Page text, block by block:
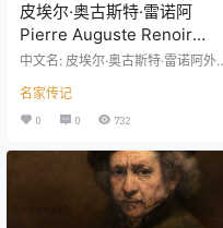
皮埃尔·奥古斯特·雷诺阿
Pierre Auguste Renoir
1841 – 1919
中文名: 皮埃尔·奥古斯特·雷诺阿外
ierre Auguste Renoir,皮耶尔·奥古斯
特·雷诺阿,彼埃尔·奥古斯特·雷诺阿
国籍: 法国出生地: 利摩日出生日期:
1841逝世日期: 1919逝世地: 海滨加
浬城艺术特点: 印象派画家与雕塑
家；柔缓的色彩相互交融；用色大
胆；光与影的互动；肉感撩人的女
性艺术流派: 印象主义艺术时期: 印…
名家传记
0 0 732